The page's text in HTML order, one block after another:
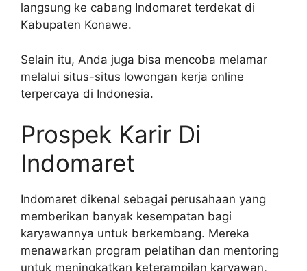
langsung ke cabang Indomaret terdekat di
Kabupaten Konawe.
Selain itu, Anda juga bisa mencoba melamar
melalui situs-situs lowongan kerja online
terpercaya di Indonesia.
Prospek Karir Di
Indomaret
Indomaret dikenal sebagai perusahaan yang
memberikan banyak kesempatan bagi
karyawannya untuk berkembang. Mereka
menawarkan program pelatihan dan mentoring
untuk meningkatkan keterampilan karyawan,